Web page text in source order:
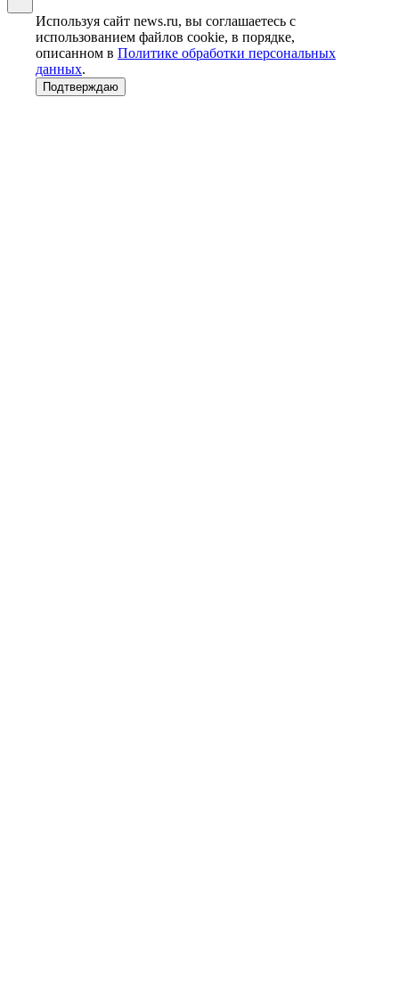
Используя сайт news.ru, вы соглашаетесь с
использованием файлов cookie, в порядке,
описанном в Политике обработки персональных
данных.
Подтверждаю